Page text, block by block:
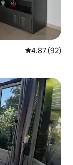
Ukadiriaji wa
4.87 (92)